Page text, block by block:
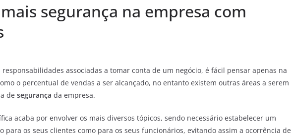
segurança na empresa com
responsabilidades associadas a tomar conta de um negócio, é fácil pensar apenas na
o percentual de vendas a ser alcançado, no entanto existem outras áreas a serem
de segurança da empresa.
acaba por envolver os mais diversos tópicos, sendo necessário estabelecer um
para os seus clientes como para os seus funcionários, evitando assim a ocorrência de